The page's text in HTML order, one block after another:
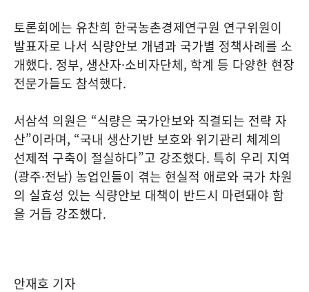
토론회에는 유찬희 한국농촌경제연구원 연구위원이
발표자로 나서 식량안보 개념과 국가별 정책사례를 소
개했다. 정부, 생산자·소비자단체, 학계 등 다양한 현장
전문가들도 참석했다.
서삼석 의원은 “식량은 국가안보와 직결되는 전략 자
산”이라며, “국내 생산기반 보호와 위기관리 체계의
선제적 구축이 절실하다”고 강조했다. 특히 우리 지역
(광주·전남) 농업인들이 겪는 현실적 애로와 국가 차원
의 실효성 있는 식량안보 대책이 반드시 마련돼야 함
을 거듭 강조했다.
안재호 기자